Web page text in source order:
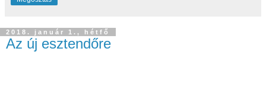
2018. január 1., hétfő
Az új esztendőre